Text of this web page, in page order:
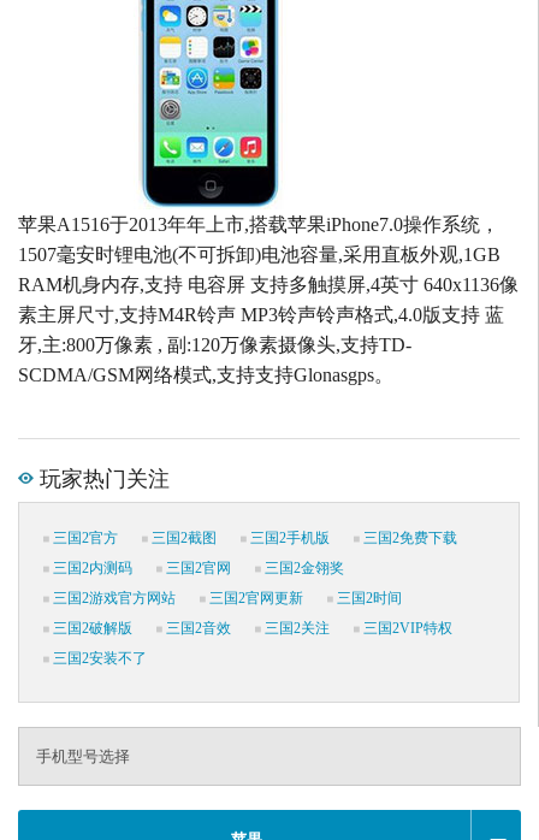
苹果A1516于2013年年上市,搭载苹果iPhone7.0操作系统，
1507毫安时锂电池(不可拆卸)电池容量,采用直板外观,1GB
RAM机身内存,支持 电容屏 支持多触摸屏,4英寸 640x1136像
素主屏尺寸,支持M4R铃声 MP3铃声铃声格式,4.0版支持 蓝
牙,主:800万像素 , 副:120万像素摄像头,支持TD-
SCDMA/GSM网络模式,支持支持Glonasgps。
玩家热门关注
三国2官方 三国2截图 三国2手机版
三国2免费下载
三国2内测码
三国2官网
三国2金翎奖
三国2游戏官方网站
三国2官网更新
三国2时间
三国2破解版
三国2音效 三国2关注
三国2VIP特权
三国2安装不了
手机型号选择